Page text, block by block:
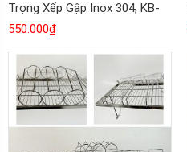
Trọng Xếp Gập Inox 304, KB-
924
550.000₫